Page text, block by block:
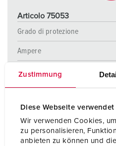
Zustimmung
Diese Webseite
Wir verwenden Cookies,
zu personalisieren,
anbieten zu können und
Articolo 75053
Grado di protezione
Ampere
Poli
Voltaggio
Tecnologie di collegamento
Contatti